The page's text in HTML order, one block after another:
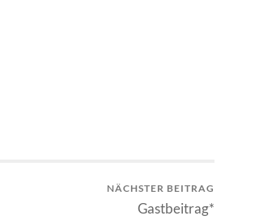
NÄCHSTER BEITRAG
Gastbeitrag*